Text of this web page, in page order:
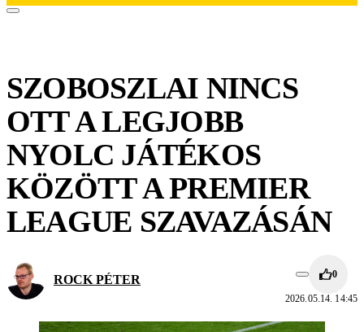
SZOBOSZLAI NINCS
OTT A LEGJOBB
NYOLC JÁTÉKOS
KÖZÖTT A PREMIER
LEAGUE SZAVAZÁSÁN
ROCK PÉTER 0
2026.05.14. 14:45